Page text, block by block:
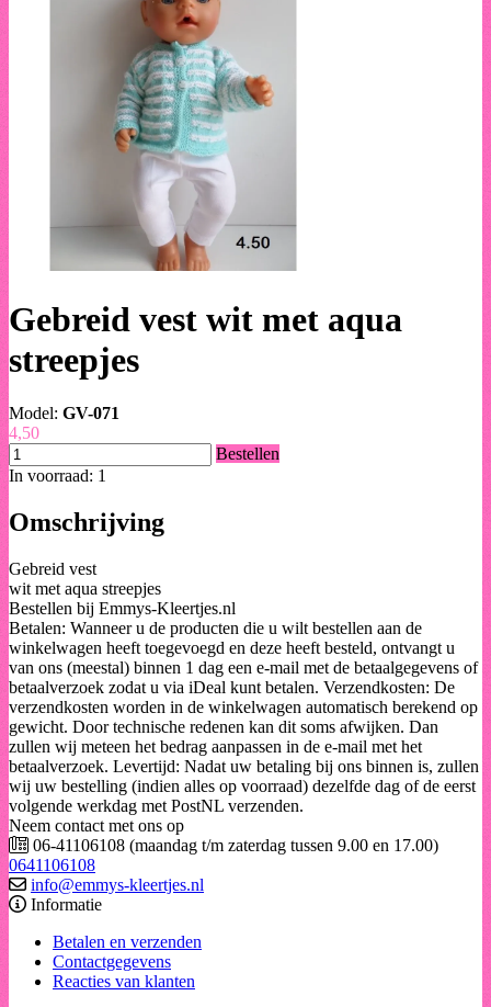
Gebreid vest wit met aqua
streepjes
Model: GV-071
4,50
Bestellen
In voorraad: 1
Omschrijving
Gebreid vest
wit met aqua streepjes
Bestellen bij Emmys-Kleertjes.nl
Betalen: Wanneer u de producten die u wilt bestellen aan de
winkelwagen heeft toegevoegd en deze heeft besteld, ontvangt u
van ons (meestal) binnen 1 dag een e-mail met de betaalgegevens of
betaalverzoek zodat u via iDeal kunt betalen. Verzendkosten: De
verzendkosten worden in de winkelwagen automatisch berekend op
gewicht. Door technische redenen kan dit soms afwijken. Dan
zullen wij meteen het bedrag aanpassen in de e-mail met het
betaalverzoek. Levertijd: Nadat uw betaling bij ons binnen is, zullen
wij uw bestelling (indien alles op voorraad) dezelfde dag of de eerst
volgende werkdag met PostNL verzenden.
Neem contact met ons op
06-41106108 (maandag t/m zaterdag tussen 9.00 en 17.00)
0641106108
info@emmys-kleertjes.nl
Informatie
Betalen en verzenden
Contactgegevens
Reacties van klanten